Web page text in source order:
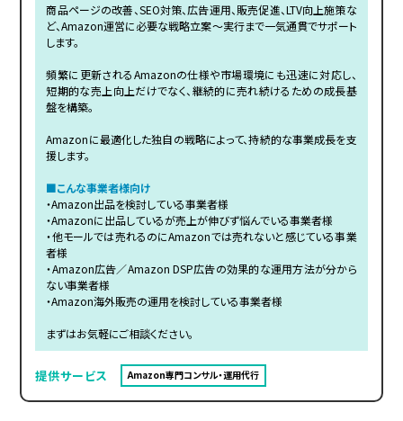
商品ページの改善、SEO対策、広告運用、販売促進、LTV向上施策な
ど、Amazon運営に必要な戦略立案〜実行まで一気通貫でサポート
します。
頻繁に更新されるAmazonの仕様や市場環境にも迅速に対応し、
短期的な売上向上だけでなく、継続的に売れ続けるための成長基
盤を構築。
Amazonに最適化した独自の戦略によって、持続的な事業成長を支
援します。
■こんな事業者様向け
・Amazon出品を検討している事業者様
・Amazonに出品しているが売上が伸びず悩んでいる事業者様
・他モールでは売れるのにAmazonでは売れないと感じている事業
者様
・Amazon広告／Amazon DSP広告の効果的な運用方法が分から
ない事業者様
・Amazon海外販売の運用を検討している事業者様
まずはお気軽にご相談ください。
提供サービス Amazon専門コンサル・運用代行